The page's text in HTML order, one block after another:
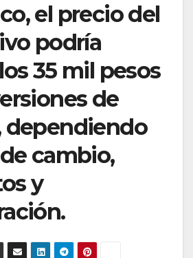
el precio del
podría
35 mil pesos
de
dependiendo
cambio,
y